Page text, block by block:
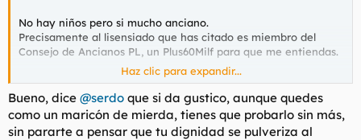
No hay niños pero si mucho anciano.
Precisamente al lisensiado que has citado es miembro del
Consejo de Ancianos PL, un Plus60Milf para que me entiendas.
K#rma peñeña
Haz clic para expandir...
Bueno, dice @serdo que si da gustico, aunque quedes
como un maricón de mierda, tienes que probarlo sin más,
sin pararte a pensar que tu dignidad se pulveriza al